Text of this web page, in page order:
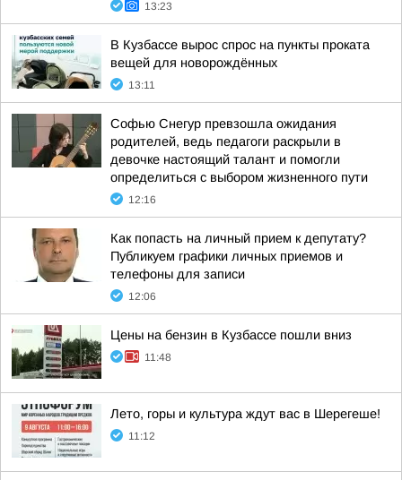
13:23
В Кузбассе вырос спрос на пункты проката
вещей для новорождённых
13:11
Софью Снегур превзошла ожидания
родителей, ведь педагоги раскрыли в
девочке настоящий талант и помогли
определиться с выбором жизненного пути
12:16
Как попасть на личный прием к депутату?
Публикуем графики личных приемов и
телефоны для записи
12:06
Цены на бензин в Кузбассе пошли вниз
11:48
Лето, горы и культура ждут вас в Шерегеше!
11:12